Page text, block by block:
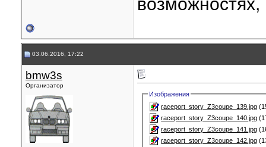
03.06.2016, 17:22
bmw3s
Организатор
Изображения
raceport_story_Z3coupe_139.jpg
raceport_story_Z3coupe_140.jpg
raceport_story_Z3coupe_141.jpg
raceport_story_Z3coupe_142.jpg